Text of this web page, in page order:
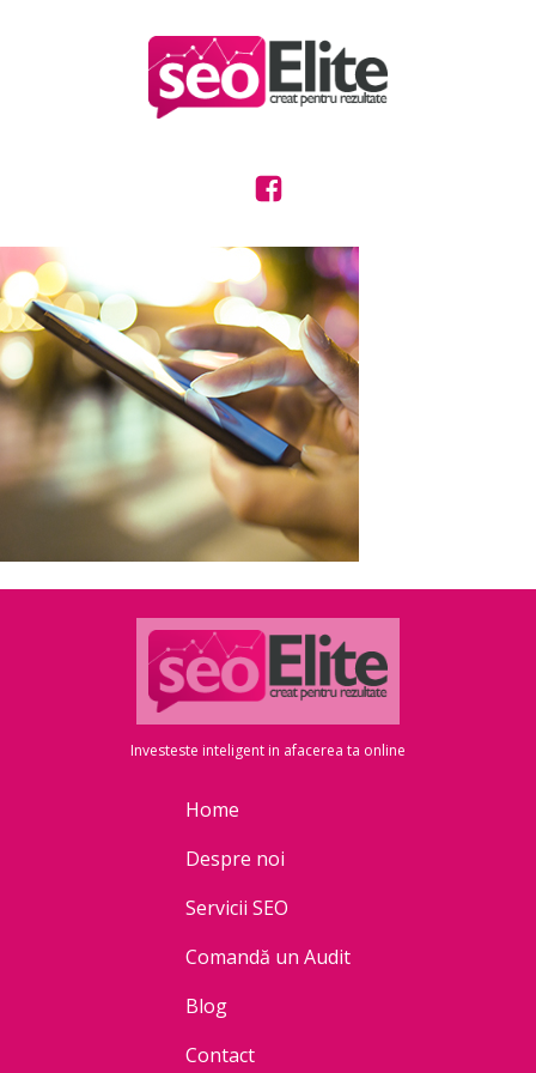
Investeste inteligent in afacerea ta online
Home
Despre noi
Servicii SEO
Comandă un Audit
Blog
Contact